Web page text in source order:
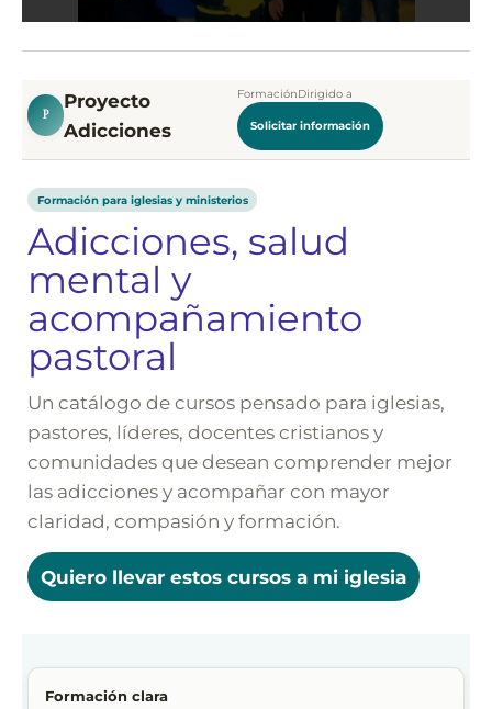
P
Proyecto
Adicciones
FormaciónDirigido a
Solicitar información
Formación para iglesias y ministerios
Adicciones, salud
mental y
acompañamiento
pastoral
Un catálogo de cursos pensado para iglesias,
pastores, líderes, docentes cristianos y
comunidades que desean comprender mejor
las adicciones y acompañar con mayor
claridad, compasión y formación.
Quiero llevar estos cursos a mi iglesia
Formación clara